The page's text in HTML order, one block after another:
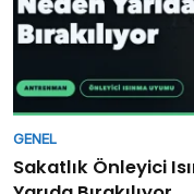
GENEL
Sakatlık Önleyici